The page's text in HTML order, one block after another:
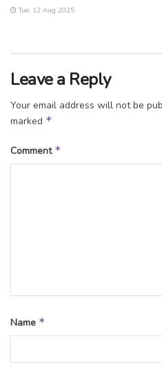
Tue, 12 Aug 2025
Leave a Reply
Your email address will not be
marked *
Comment *
Name *